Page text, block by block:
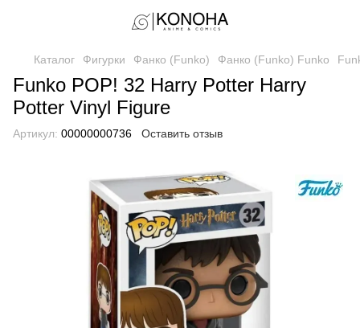
Каталог Фигурки Фанко (Funko) Фанко (Funko) Funko
Funko POP! 32 Harry Potter Harry
Potter Vinyl Figure
Артикул: 00000000736 Оставить отзыв